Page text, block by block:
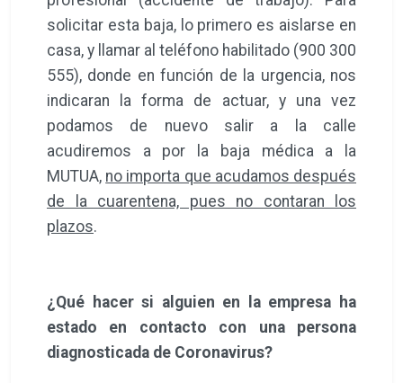
solicitar esta baja, lo primero es aislarse en
casa, y llamar al teléfono habilitado (900 300
555), donde en función de la urgencia, nos
indicaran la forma de actuar, y una vez
podamos de nuevo salir a la calle
acudiremos a por la baja médica a la
MUTUA, no importa que acudamos después
de la cuarentena, pues no contaran los
plazos.
¿Qué hacer si alguien en la empresa ha
estado en contacto con una persona
diagnosticada de Coronavirus?